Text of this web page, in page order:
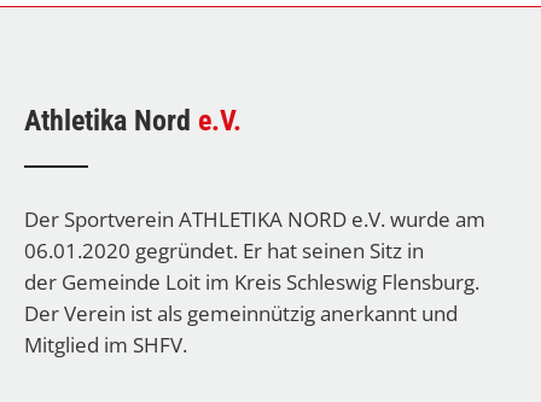
Athletika Nord e.V.
Der Sportverein ATHLETIKA NORD e.V. wurde am
06.01.2020 gegründet. Er hat seinen Sitz in
der Gemeinde Loit im Kreis Schleswig Flensburg.
Der Verein ist als gemeinnützig anerkannt und
Mitglied im SHFV.